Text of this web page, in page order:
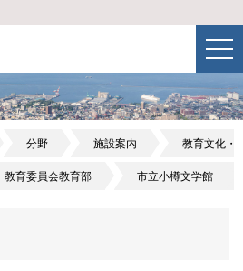
分野 施設案内 教育文化・
教育委員会教育部 市立小樽文学館